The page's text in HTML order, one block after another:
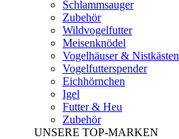
Schlammsauger
Zubehör
Wildvogelfutter
Meisenknödel
Vogelhäuser & Nistkästen
Vogelfutterspender
Eichhörnchen
Igel
Futter & Heu
Zubehör
UNSERE TOP-MARKEN